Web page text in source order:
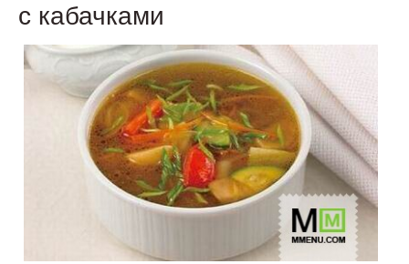
с кабачками